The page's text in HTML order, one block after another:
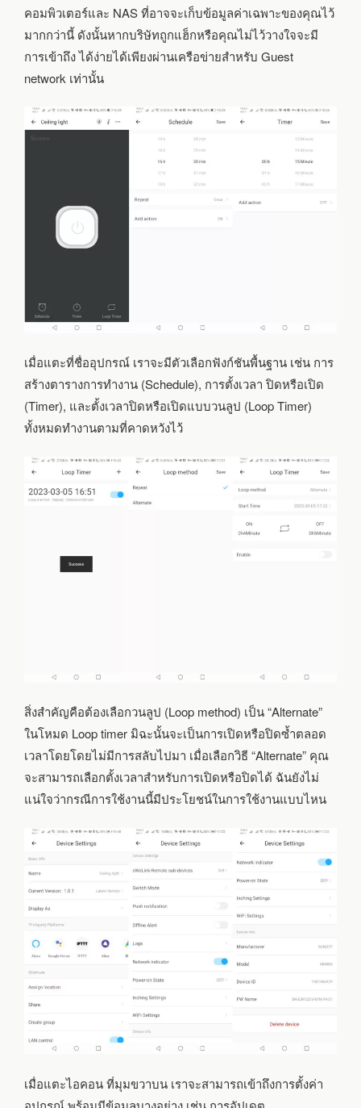
คอมพิวเตอร์และ NAS ที่อาจจะเก็บข้อมูลค่าเฉพาะของคุณไว้
มากกว่านี้ ดังนั้นหากบริษัทถูกแฮ็กหรือคุณไม่ไว้วางใจจะมี
การเข้าถึง ได้ง่ายได้เพียงผ่านเครือข่ายสำหรับ Guest
network เท่านั้น
เมื่อแตะที่ชื่ออุปกรณ์ เราจะมีตัวเลือกฟังก์ชันพื้นฐาน เช่น การ
สร้างตารางการทำงาน (Schedule), การตั้งเวลา ปิดหรือเปิด
(Timer), และตั้งเวลาปิดหรือเปิดแบบวนลูป (Loop Timer)
ทั้งหมดทำงานตามที่คาดหวังไว้
สิ่งสำคัญคือต้องเลือกวนลูป (Loop method) เป็น “Alternate”
ในโหมด Loop timer มิฉะนั้นจะเป็นการเปิดหรือปิดซ้ำตลอด
เวลาโดยโดยไม่มีการสลับไปมา เมื่อเลือกวิธี “Alternate” คุณ
จะสามารถเลือกตั้งเวลาสำหรับการเปิดหรือปิดได้ ฉันยังไม่
แน่ใจว่ากรณีการใช้งานนี้มีประโยชน์ในการใช้งานแบบไหน
เมื่อแตะไอคอน ที่มุมขวาบน เราจะสามารถเข้าถึงการตั้งค่า